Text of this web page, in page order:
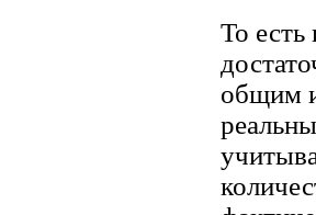
То есть
общим